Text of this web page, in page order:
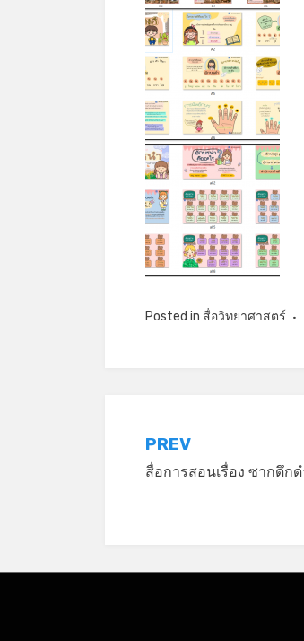
Posted in สื่อวิทยาศาสตร์
แนะแนว
เรื่อง
PREV
สื่อการสอนเรื่อง ซากดึก